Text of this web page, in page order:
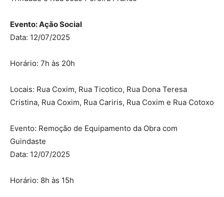
Evento: Ação Social
Data: 12/07/2025
Horário: 7h às 20h
Locais: Rua Coxim, Rua Ticotico, Rua Dona Teresa
Cristina, Rua Coxim, Rua Cariris, Rua Coxim e Rua Cotoxo
Evento: Remoção de Equipamento da Obra com
Guindaste
Data: 12/07/2025
Horário: 8h às 15h